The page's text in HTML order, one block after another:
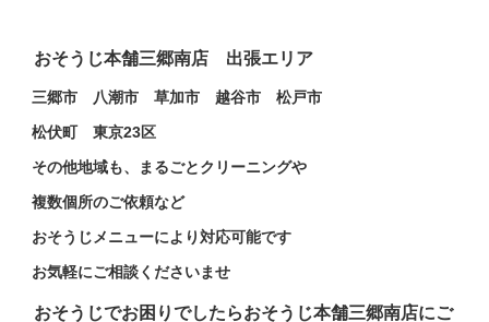
おそうじ本舗三郷南店 出張エリア
三郷市 八潮市 草加市 越谷市 松戸市
松伏町東京23区
その他地域も、まるごとクリーニングや
複数個所のご依頼など
おそうじメニューにより対応可能です
お気軽にご相談くださいませ
おそうじでお困りでしたらおそうじ本舗三郷南店にご